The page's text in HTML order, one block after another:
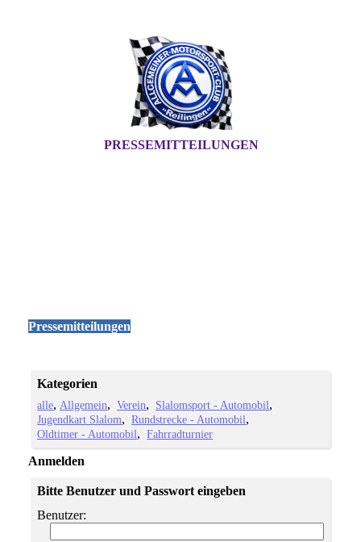
PRESSEMITTEILUNGEN
Pressemitteilungen
Kategorien
alle Allgemein Verein
Slalomsport - Automobil
Jugendkart Slalom
Rundstrecke - Automobil
Oldtimer - Automobil
Fahrradturnier
Anmelden
Bitte Benutzer und Passwort eingeben
Benutzer: